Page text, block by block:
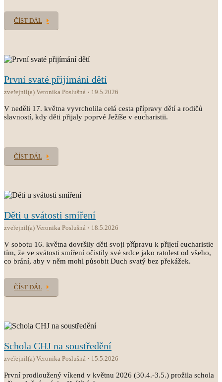
ČÍST DÁL
První svaté přijímání dětí
zveřejnil(a) Veronika Poslušná 19.5.2026
V neděli 17. května vyvrcholila celá cesta přípravy dětí a rodičů
slavností, kdy děti přijaly poprvé Ježíše v eucharistii.
ČÍST DÁL
Děti u svátosti smíření
zveřejnil(a) Veronika Poslušná 18.5.2026
V sobotu 16. května dovršily děti svoji přípravu k přijetí eucharistie
tím, že ve svátosti smíření očistily své srdce jako ratolest od všeho,
co brání, aby v něm mohl působit Duch svatý bez překážek.
ČÍST DÁL
Schola CHJ na soustředění
zveřejnil(a) Veronika Poslušná 15.5.2026
První prodloužený víkend v květnu 2026 (30.4.-3.5.) prožila schola